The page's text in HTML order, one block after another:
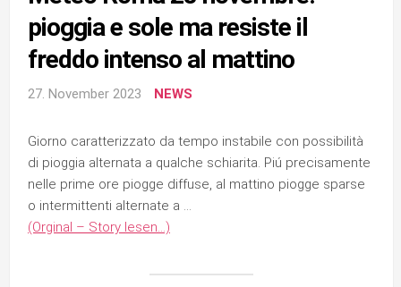
pioggia e sole ma resiste il
freddo intenso al mattino
27. November 2023 NEWS
Giorno caratterizzato da tempo instabile con possibilità
di pioggia alternata a qualche schiarita. Piú precisamente
nelle prime ore piogge diffuse, al mattino piogge sparse
o intermittenti alternate a …
(Orginal – Story lesen…)